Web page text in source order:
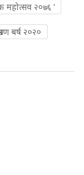
महोत्सव २०७६ ’
बर्ष २०२०